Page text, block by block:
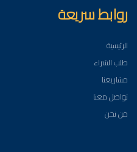
روابط سريعة
الرئيسية
طلب الشراء
مشاريعنا
تواصل معنا
من نحن